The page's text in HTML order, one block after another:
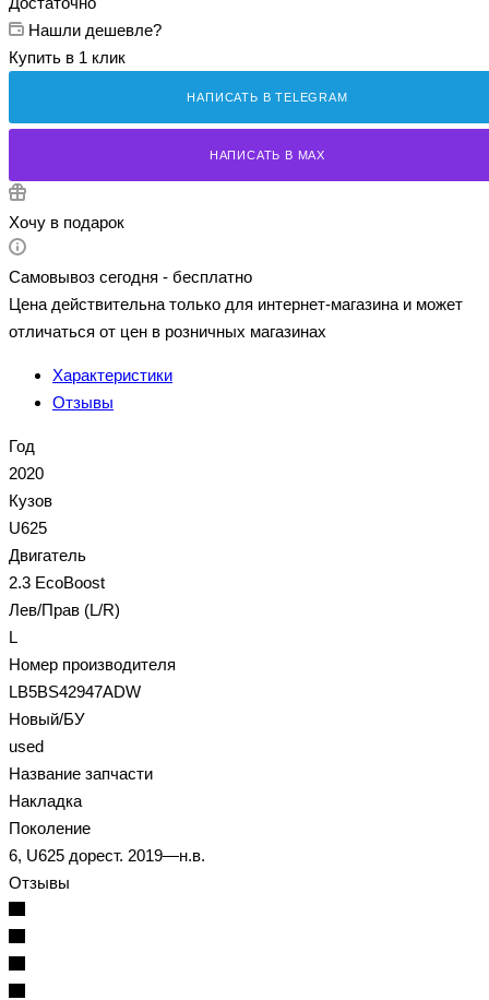
Нашли дешевле?
Купить в 1 клик
НАПИСАТЬ В TELEGRAM
НАПИСАТЬ В MAX
Хочу в подарок
Самовывоз сегодня - бесплатно
Цена действительна только для интернет-магазина и может
отличаться от цен в розничных магазинах
Характеристики
Отзывы
Год
2020
Кузов
U625
Двигатель
2.3 EcoBoost
Лев/Прав (L/R)
L
Номер производителя
LB5BS42947ADW
Новый/БУ
used
Название запчасти
Накладка
Поколение
6, U625 дорест. 2019—н.в.
Отзывы